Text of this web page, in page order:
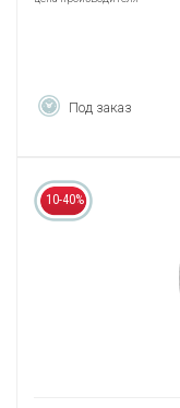
Под заказ
10-40%